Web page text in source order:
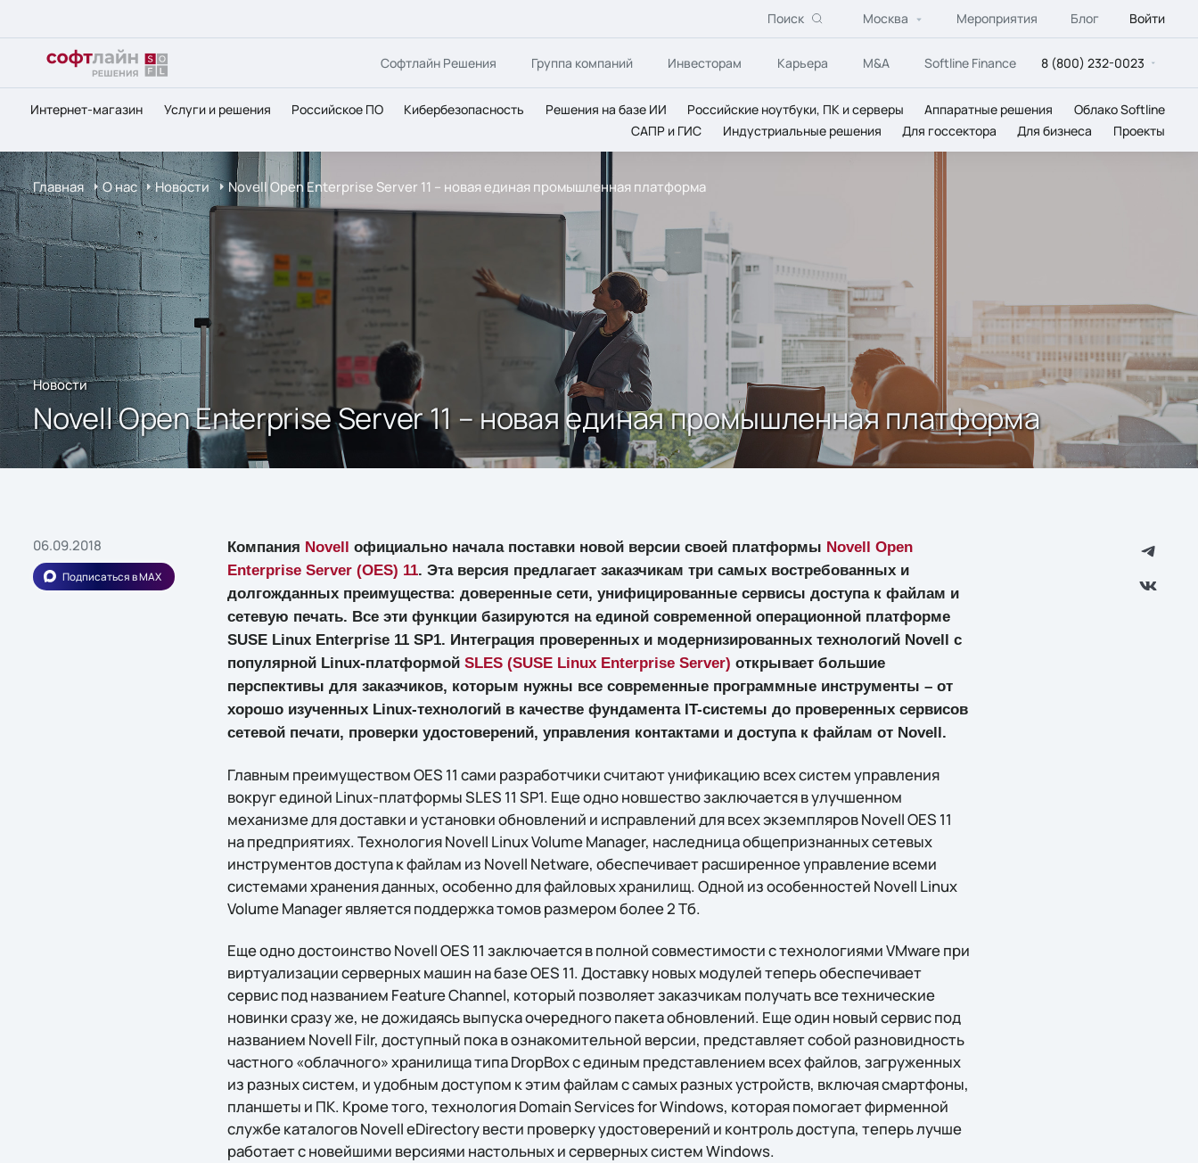
Поиск Москва Мероприятия Блог Войти
Софтлайн Решения Группа компаний Инвесторам Карьера M&A Softline Finance 8 (800) 232-0023
Интернет-магазин Услуги и решения Российское ПО Кибербезопасность Решения на базе ИИ Российские ноутбуки, ПК и серверы Аппаратные решения
Облако Softline
САПР и ГИС
Индустриальные решения Для госсектора Для бизнеса Проекты
Главная О нас Новости Novell Open Enterprise Server 11 – новая единая промышленная платформа
Новости
Novell Open Enterprise Server 11 – новая единая промышленная платформа
06.09.2018
Подписаться в MAX
Компания Novell официально начала поставки новой версии своей платформы Novell Open
Enterprise Server (OES) 11. Эта версия предлагает заказчикам три самых востребованных и
долгожданных преимущества: доверенные сети, унифицированные сервисы доступа к файлам и
сетевую печать. Все эти функции базируются на единой современной операционной платформе
SUSE Linux Enterprise 11 SP1. Интеграция проверенных и модернизированных технологий Novell с
популярной Linux-платформой SLES (SUSE Linux Enterprise Server) открывает большие
перспективы для заказчиков, которым нужны все современные программные инструменты – от
хорошо изученных Linux-технологий в качестве фундамента IT-системы до проверенных сервисов
сетевой печати, проверки удостоверений, управления контактами и доступа к файлам от Novell.
Главным преимуществом OES 11 сами разработчики считают унификацию всех систем управления
вокруг единой Linux-платформы SLES 11 SP1. Еще одно новшество заключается в улучшенном
механизме для доставки и установки обновлений и исправлений для всех экземпляров Novell OES 11
на предприятиях. Технология Novell Linux Volume Manager, наследница общепризнанных сетевых
инструментов доступа к файлам из Novell Netware, обеспечивает расширенное управление всеми
системами хранения данных, особенно для файловых хранилищ. Одной из особенностей Novell Linux
Volume Manager является поддержка томов размером более 2 Тб.
Еще одно достоинство Novell OES 11 заключается в полной совместимости с технологиями VMware при
виртуализации серверных машин на базе OES 11. Доставку новых модулей теперь обеспечивает
сервис под названием Feature Channel, который позволяет заказчикам получать все технические
новинки сразу же, не дожидаясь выпуска очередного пакета обновлений. Еще один новый сервис под
названием Novell Filr, доступный пока в ознакомительной версии, представляет собой разновидность
частного «облачного» хранилища типа DropBox с единым представлением всех файлов, загруженных
из разных систем, и удобным доступом к этим файлам с самых разных устройств, включая смартфоны,
планшеты и ПК. Кроме того, технология Domain Services for Windows, которая помогает фирменной
службе каталогов Novell eDirectory вести проверку удостоверений и контроль доступа, теперь лучше
работает с новейшими версиями настольных и серверных систем Windows.